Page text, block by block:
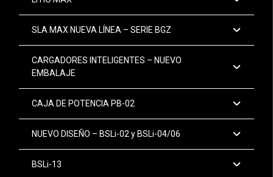
SLA MAX NUEVA LÍNEA – SERIE BGZ
CARGADORES INTELIGENTES – NUEVO
EMBALAJE
CAJA DE POTENCIA PB-02
NUEVO DISEÑO – BSLi-02 y BSLi-04/06
BSLi-13